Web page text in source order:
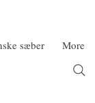
sæber More